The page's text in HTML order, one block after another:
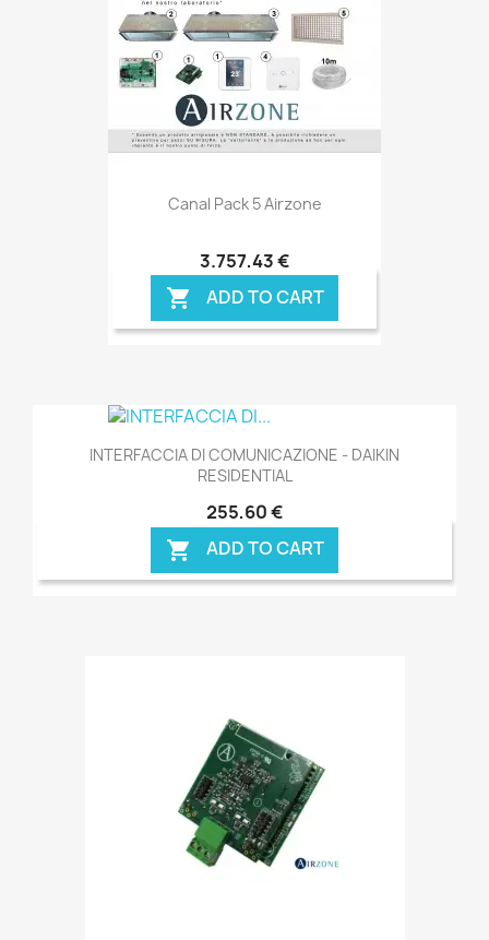
Canal Pack 5 Airzone
3.757,43 €
 ADD TO CART
INTERFACCIA DI COMUNICAZIONE - DAIKIN
RESIDENTIAL
255,60 €
 ADD TO CART